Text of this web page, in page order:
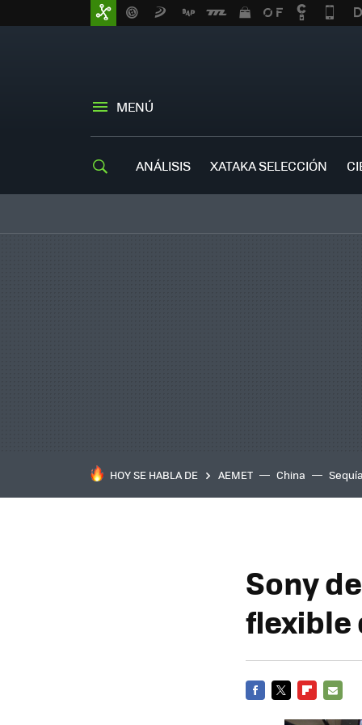
MENÚ
ANÁLISIS XATAKA SELECCIÓN
HOY SE HABLA DE AEMET China
Sony
flexible